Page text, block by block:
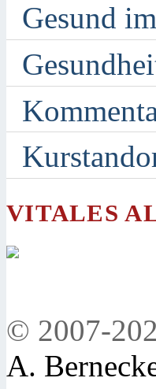
Gesund
VITALES
© 2007-
A.